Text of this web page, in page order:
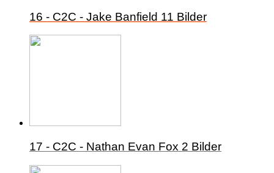
16 - C2C - Jake Banfield 11 Bilder
17 - C2C - Nathan Evan Fox 2 Bilder